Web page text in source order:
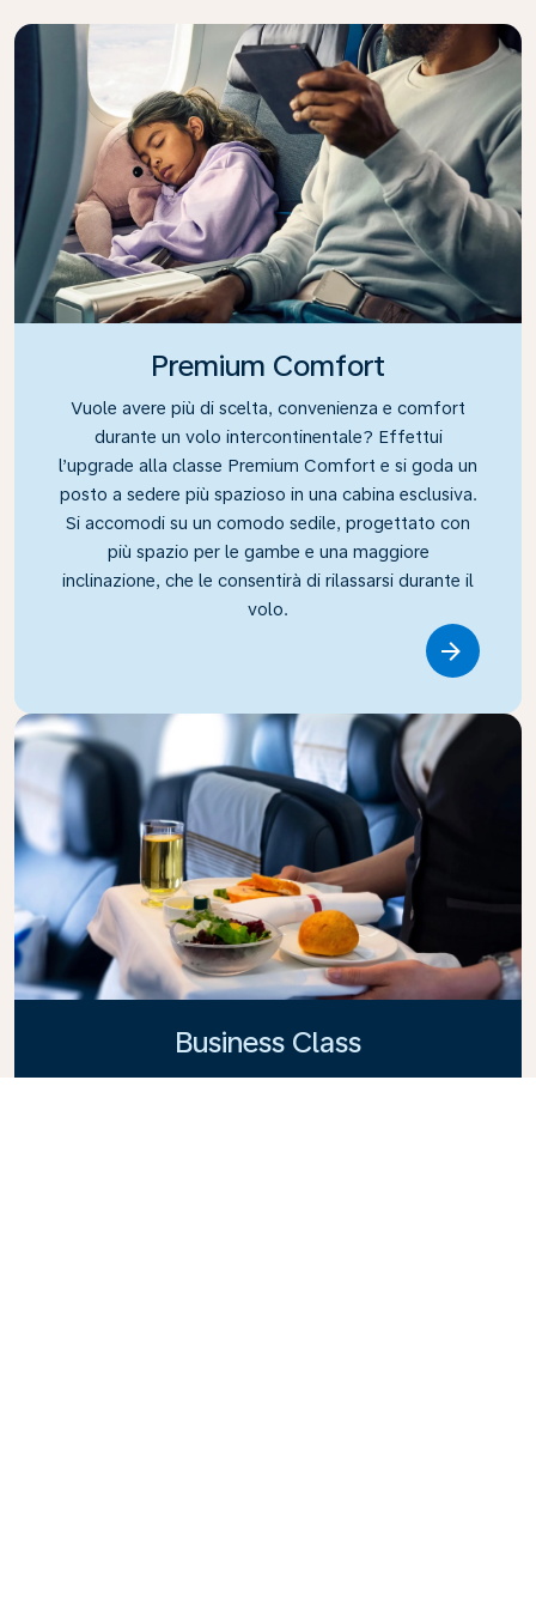
Premium Comfort
Vuole avere più di scelta, convenienza e comfort
durante un volo intercontinentale? Effettui
l’upgrade alla classe Premium Comfort e si goda un
posto a sedere più spazioso in una cabina esclusiva.
Si accomodi su un comodo sedile, progettato con
più spazio per le gambe e una maggiore
inclinazione, che le consentirà di rilassarsi durante il
volo.
Business Class
Voli con stile nella Business Class di KLM: la